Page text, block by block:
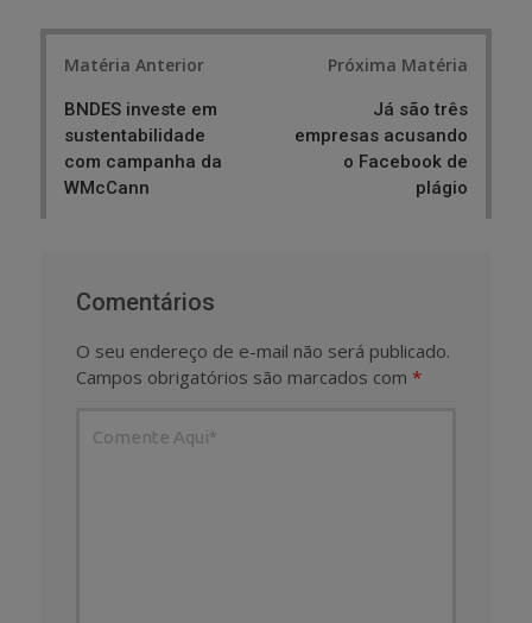
Matéria Anterior
BNDES investe em
sustentabilidade
com campanha da
WMcCann
Próxima Matéria
Já são três
empresas acusando
o Facebook de
plágio
Comentários
O seu endereço de e-mail não será publicado.
Campos obrigatórios são marcados com *